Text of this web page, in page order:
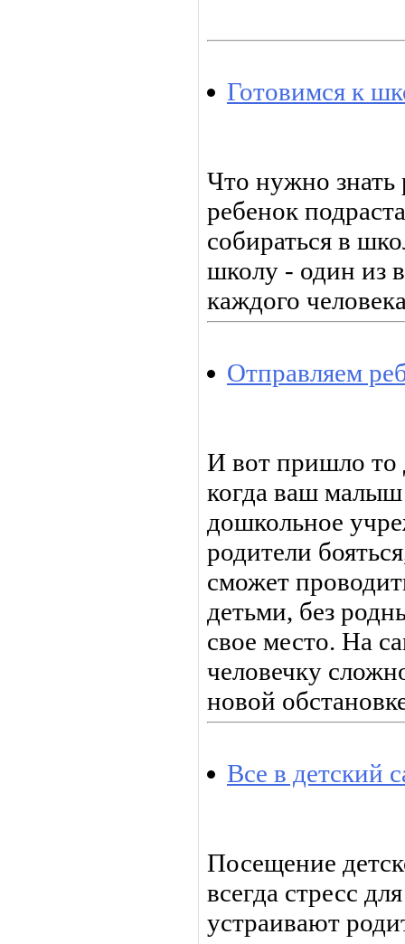
Готовимся к
Что нужно
ребенок
собираться в
школу - один из
каждого
Отправляем
И вот пришло то
когда ваш малыш
дошкольное
родители
сможет
детьми, без
свое место. На
человечку
новой
Все в детский
Посещение
всегда стресс
устраивают